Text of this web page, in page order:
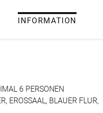
INFORMATION
6 PERSONEN
EROSSAAL, BLAUER FLUR,